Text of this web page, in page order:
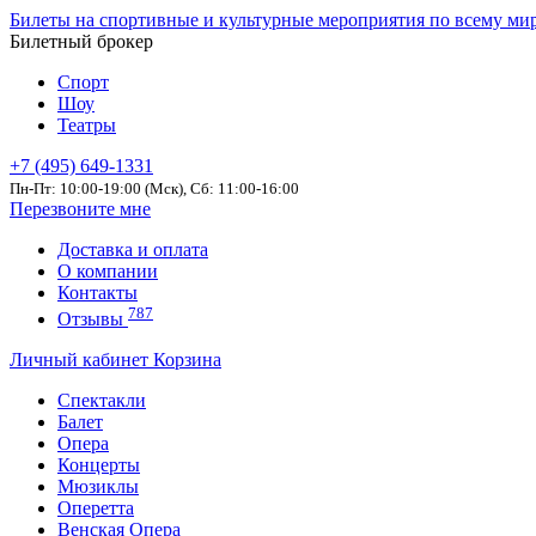
Билеты на спортивные и культурные мероприятия по всему
Билетный брокер
Спорт
Шоу
Театры
+7 (495) 649-1331
Пн-Пт: 10:00-19:00 (Мск), Сб: 11:00-16:00
Перезвоните мне
Доставка и оплата
О компании
Контакты
Отзывы 787
Личный кабинет Корзина
Спектакли
Балет
Опера
Концерты
Мюзиклы
Оперетта
Венская Опера